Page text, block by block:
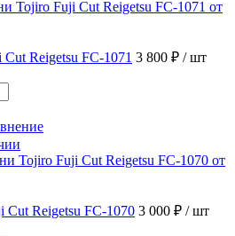
Reigetsu FC-1071 3 800 ₽ / шт
Reigetsu FC-1070 3 000 ₽ / шт